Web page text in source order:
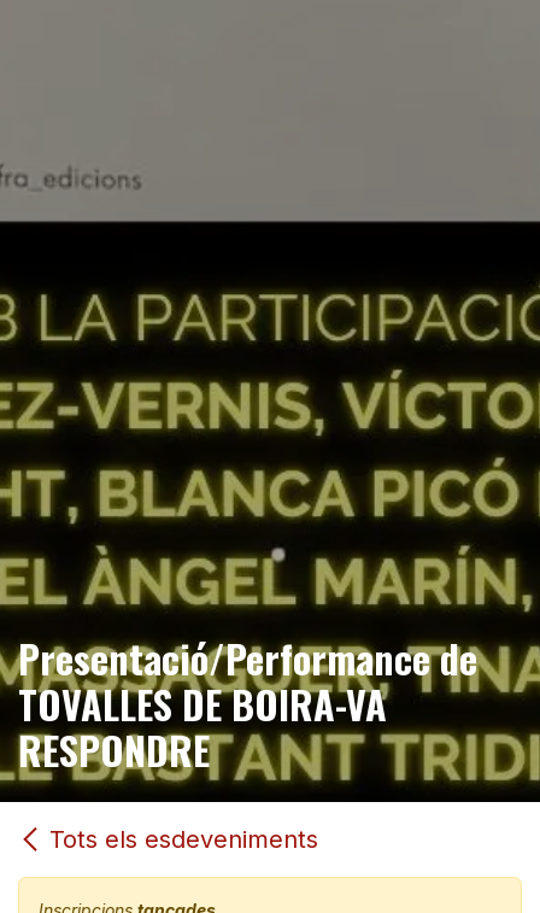
Presentació/Performance de
TOVALLES DE BOIRA-VA
RESPONDRE
Tots els esdeveniments